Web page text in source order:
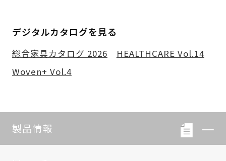
デジタルカタログを見る
総合家具カタログ 2026
HEALTHCARE Vol.14
Woven+ Vol.4
製品情報